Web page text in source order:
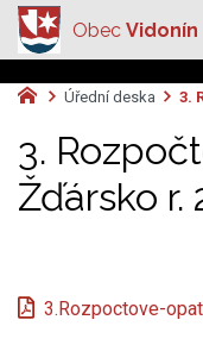
Úřední deska 3.
3.
Žďársko r.
3.Rozpoctove-
Obec Vidonín